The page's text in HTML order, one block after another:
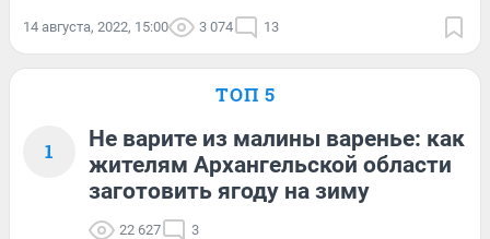
14 августа, 2022, 15:00 3 074 13
ТОП 5
1
Не варите из малины варенье: как
жителям Архангельской области
заготовить ягоду на зиму
22 627 3